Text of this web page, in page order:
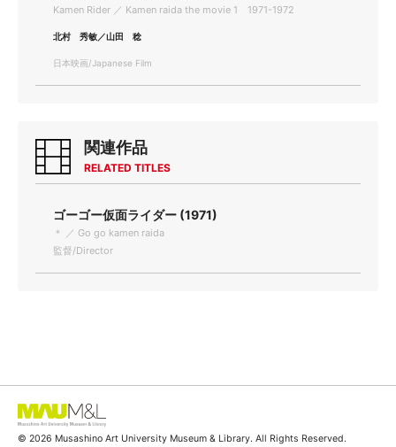
Kamen Rider ／ Kamen raida the movie 1 1971-1972
北村 秀敏／山田 稔
日本映画/Japanese Film
関連作品
RELATED TITLES
ゴーゴー仮面ライダー (1971)
＊ ／ Go go kamen raida
監督/Director
© 2026 Musashino Art University Museum & Library. All Rights Reserved.